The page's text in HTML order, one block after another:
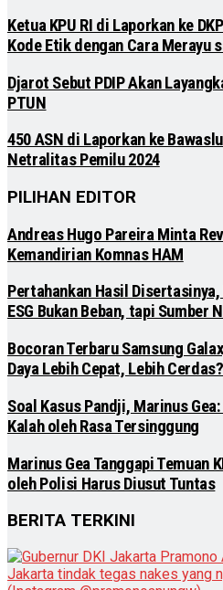
Ketua KPU RI di Laporkan ke
Kode Etik dengan Cara Merayu
Djarot Sebut PDIP Akan
PTUN
450 ASN di Laporkan ke
Netralitas Pemilu 2024
PILIHAN EDITOR
Andreas Hugo Pareira Minta
Kemandirian Komnas HAM
Pertahankan Hasil
ESG Bukan Beban, tapi Sumber
Bocoran Terbaru Samsung
Daya Lebih Cepat, Lebih Cerdas?
Soal Kasus Pandji, Marinus
Kalah oleh Rasa Tersinggung
Marinus Gea Tanggapi Temuan
oleh Polisi Harus Diusut Tuntas
BERITA TERKINI